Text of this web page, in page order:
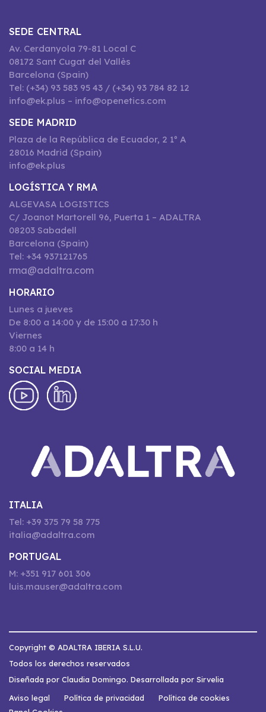
SEDE CENTRAL
Av. Cerdanyola 79-81 Local C
08172 Sant Cugat del Vallès
Barcelona (Spain)
Tel: (+34) 93 583 95 43 / (+34) 93 784 82 12
info@ek.plus – info@openetics.com
SEDE MADRID
Plaza de la República de Ecuador, 2 1º A
28016 Madrid (Spain)
info@ek.plus
LOGÍSTICA Y RMA
ALGEVASA LOGISTICS
C/ Joanot Martorell 96, Puerta 1 – ADALTRA
08203 Sabadell
Barcelona (Spain)
Tel: +34 937121765
rma@adaltra.com
HORARIO
Lunes a jueves
De 8:00 a 14:00 y de 15:00 a 17:30 h
Viernes
8:00 a 14 h
SOCIAL MEDIA
ITALIA
Tel: +39 375 79 58 775
italia@adaltra.com
PORTUGAL
M: +351 917 601 306
luis.mauser@adaltra.com
Copyright © ADALTRA IBERIA S.L.U.
Todos los derechos reservados
Diseñada por Claudia Domingo. Desarrollada por Sirvelia
Aviso legal
Política de privacidad
Política de cookies